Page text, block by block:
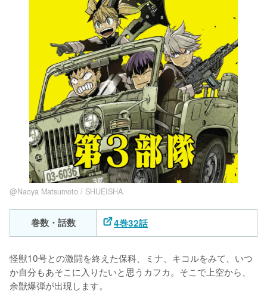
@Naoya Matsumoto / SHUEISHA
巻数・話数 4巻32話
怪獣10号との激闘を終えた保科、ミナ、キコルをみて、いつ
か自分もあそこに入りたいと思うカフカ。そこで上空から、
余獣爆弾が出現します。